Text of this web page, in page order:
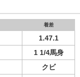
着差
1.47.1
1 1/4馬身
クビ